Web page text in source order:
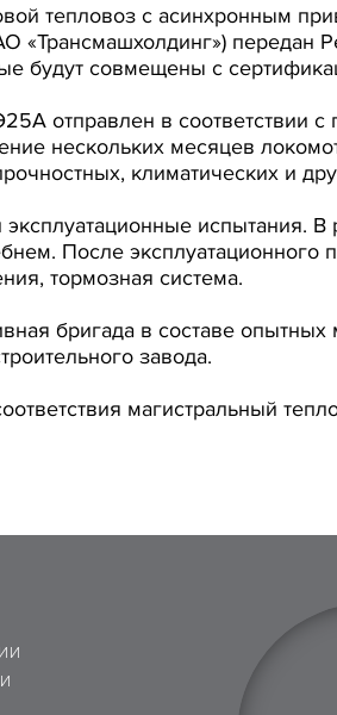
тепловоз с асинхронным
«Трансмашхолдинг»)
будут совмещены с
отправлен в
нескольких месяцев
климатических и
испытания.
После
тормозная система.
бригада в составе
завода.
магистральный